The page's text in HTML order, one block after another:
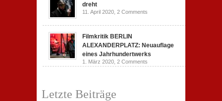
dreht
11. April 2020, 2 Comments
Filmkritik BERLIN
ALEXANDERPLATZ: Neuauflage
eines Jahrhundertwerks
1. März 2020, 2 Comments
Letzte Beiträge